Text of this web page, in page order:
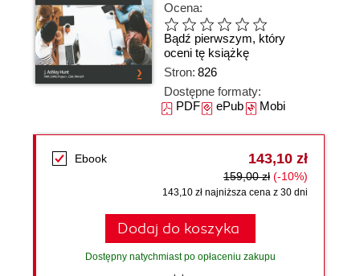
Ocena:
Bądź pierwszym, który
oceni tę książkę
Stron: 826
Dostępne formaty:
PDFePubMobi
Ebook 143,10 zł
159,00 zł (-10%)
143,10 zł najniższa cena z 30 dni
Dodaj do koszyka
Dostępny natychmiast po opłaceniu zakupu